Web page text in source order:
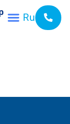
Ru